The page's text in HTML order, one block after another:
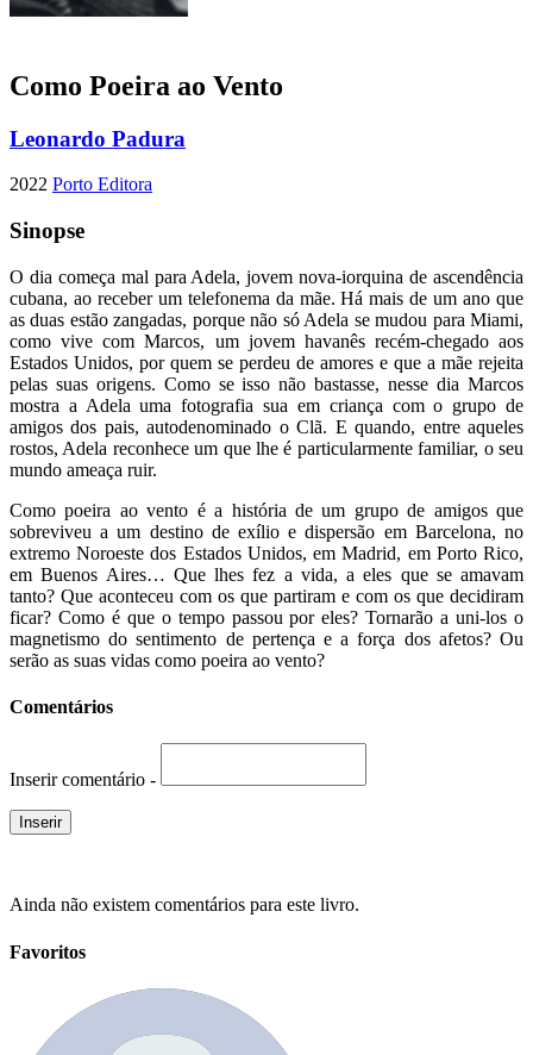
Como Poeira ao Vento
Leonardo Padura
2022 Porto Editora
Sinopse
O dia começa mal para Adela, jovem nova-iorquina de ascendência
cubana, ao receber um telefonema da mãe. Há mais de um ano que
as duas estão zangadas, porque não só Adela se mudou para Miami,
como vive com Marcos, um jovem havanês recém-chegado aos
Estados Unidos, por quem se perdeu de amores e que a mãe rejeita
pelas suas origens. Como se isso não bastasse, nesse dia Marcos
mostra a Adela uma fotografia sua em criança com o grupo de
amigos dos pais, autodenominado o Clã. E quando, entre aqueles
rostos, Adela reconhece um que lhe é particularmente familiar, o seu
mundo ameaça ruir.
Como poeira ao vento é a história de um grupo de amigos que
sobreviveu a um destino de exílio e dispersão em Barcelona, no
extremo Noroeste dos Estados Unidos, em Madrid, em Porto Rico,
em Buenos Aires… Que lhes fez a vida, a eles que se amavam
tanto? Que aconteceu com os que partiram e com os que decidiram
ficar? Como é que o tempo passou por eles? Tornarão a uni-los o
magnetismo do sentimento de pertença e a força dos afetos? Ou
serão as suas vidas como poeira ao vento?
Comentários
Inserir comentário -
Ainda não existem comentários para este livro.
Favoritos